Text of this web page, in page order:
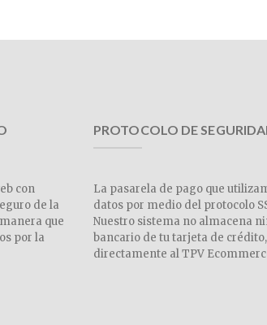
con
de la
que
por la
PROTOCOLO DE
La pasarela de pago que
datos por medio del protocolo
Nuestro sistema no almacena
bancario de tu tarjeta de
directamente al TPV